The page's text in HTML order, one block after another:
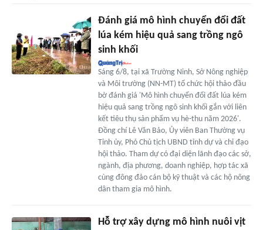
Đánh giá mô hình chuyển đổi đất
lúa kém hiệu quả sang trồng ngô
sinh khối
Sáng 6/8, tại xã Trường Ninh, Sở Nông nghiệp
và Môi trường (NN-MT) tổ chức hội thảo đầu
bờ đánh giá 'Mô hình chuyển đổi đất lúa kém
hiệu quả sang trồng ngô sinh khối gắn với liên
kết tiêu thụ sản phẩm vụ hè-thu năm 2026'.
Đồng chí Lê Văn Bảo, Ủy viên Ban Thường vụ
Tỉnh ủy, Phó Chủ tịch UBND tỉnh dự và chỉ đạo
hội thảo. Tham dự có đại diện lãnh đạo các sở,
ngành, địa phương, doanh nghiệp, hợp tác xã
cùng đông đảo cán bộ kỹ thuật và các hộ nông
dân tham gia mô hình.
Hỗ trợ xây dựng mô hình nuôi vịt